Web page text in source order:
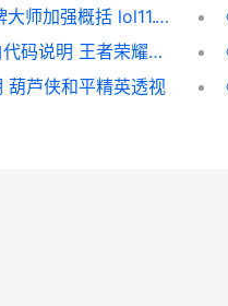
《lol》13.11版本正式服卡牌大师加强概括 lol11.13版本更新时间
《王者荣耀荣耀》名字空白代码说明 王者荣耀荣耀之章
葫芦侠和平精英透视